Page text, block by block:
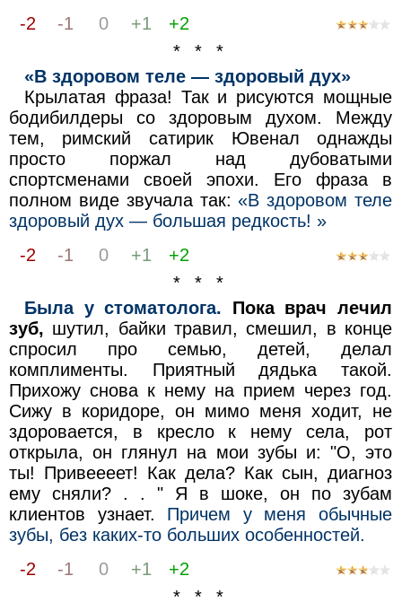
-2
-1 0 +1
+2
* * *
«В здоровом теле — здоровый дух»
Крылатая фраза! Так и рисуются мощные
бодибилдеры со здоровым духом. Между
тем, римский сатирик Ювенал однажды
просто поржал над дубоватыми
спортсменами своей эпохи. Его фраза в
полном виде звучала так: «В здоровом теле
здоровый дух — большая редкость! »
-2
-1 0 +1
+2
* * *
Была у стоматолога. Пока врач лечил
зуб, шутил, байки травил, смешил, в конце
спросил про семью, детей, делал
комплименты. Приятный дядька такой.
Прихожу снова к нему на прием через год.
Сижу в коридоре, он мимо меня ходит, не
здоровается, в кресло к нему села, рот
открыла, он глянул на мои зубы и: "О, это
ты! Привеееет! Как дела? Как сын, диагноз
ему сняли? . . " Я в шоке, он по зубам
клиентов узнает. Причем у меня обычные
зубы, без каких-то больших особенностей.
-2
-1 0 +1
+2
* * *